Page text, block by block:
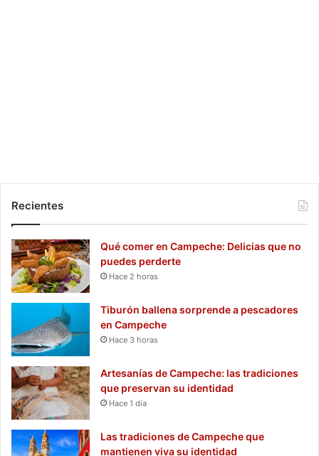
Recientes
Qué comer en Campeche: Delicias que no
puedes perderte
Hace 2 horas
Tiburón ballena sorprende a pescadores
en Campeche
Hace 3 horas
Artesanías de Campeche: las tradiciones
que preservan su identidad
Hace 1 día
Las tradiciones de Campeche que
mantienen viva su identidad